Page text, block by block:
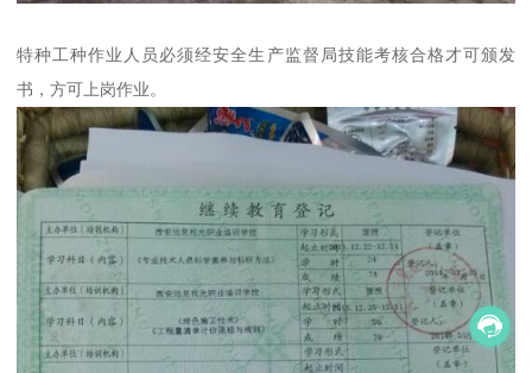
特种工种作业人员必须经安全生产监督局技能考核合格才可颁发
书，方可上岗作业。